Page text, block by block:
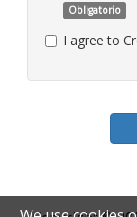
Obligatorio
I agree to